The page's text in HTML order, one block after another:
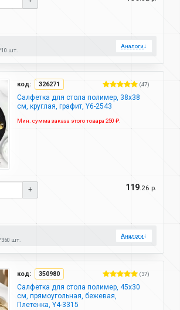
10 шт.
Аналоги↓
код: 326271 (47)
Салфетка для стола полимер, 38х38
см, круглая, графит, Y6-2543
Мин. сумма заказа этого товара 250 ₽.
+ 119 .26 р.
360 шт.
Аналоги↓
код: 350980 (37)
Салфетка для стола полимер, 45х30
см, прямоугольная, бежевая,
Плетенка, Y4-3315